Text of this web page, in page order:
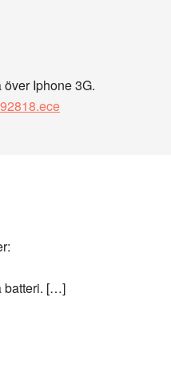
Iphone 3G.
batteri. […]